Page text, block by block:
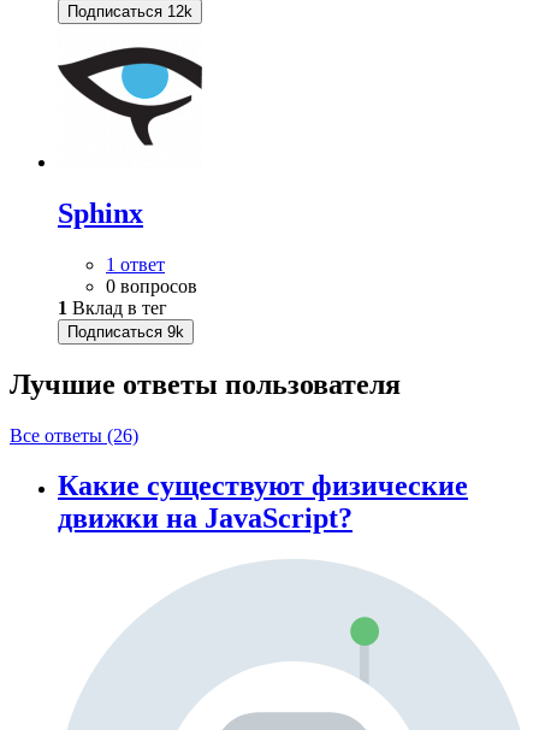
Подписаться 12k
Sphinx
1 ответ
0 вопросов
1 Вклад в тег
Подписаться 9k
Лучшие ответы пользователя
Все ответы (26)
Какие существуют физические
движки на JavaScript?